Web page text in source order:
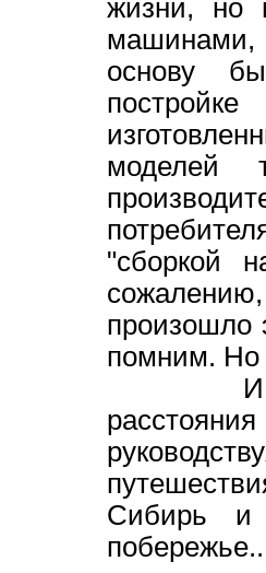
жизни, но
машинами,
основу
моделей
"сборкой
произошло
помним. Но
И стали
Сибирь и